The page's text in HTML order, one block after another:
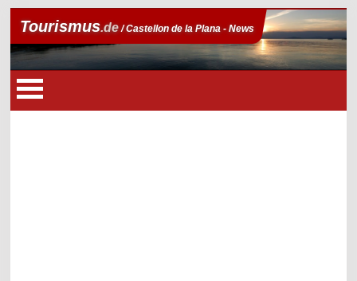
Tourismus.de/ Castellon de la Plana - News